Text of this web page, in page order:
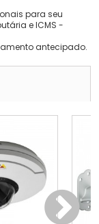
para seu
e ICMS -
antecipado.